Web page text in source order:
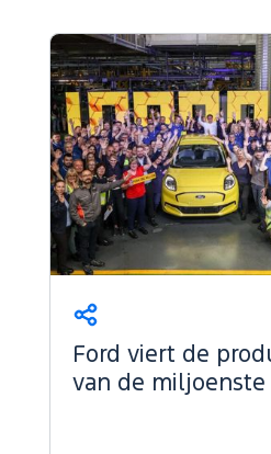
Deel
op...
Ford viert de
van de miljoenste